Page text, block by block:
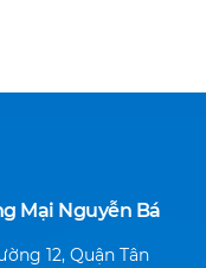
Mại Nguyễn Bá
12, Quận Tân